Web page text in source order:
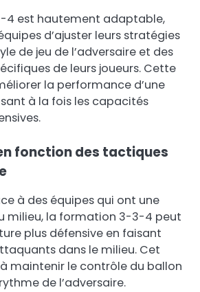
4 est hautement adaptable,
d’ajuster leurs stratégies
de jeu de l’adversaire et des
de leurs joueurs. Cette
la performance d’une
à la fois les capacités
fonction des tactiques
à des équipes qui ont une
milieu, la formation 3-3-4 peut
plus défensive en faisant
dans le milieu. Cet
maintenir le contrôle du ballon
de l’adversaire.